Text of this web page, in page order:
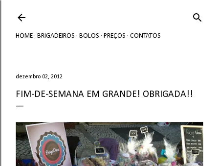
HOME BRIGADEIROS BOLOS PREÇOS CONTATOS
dezembro 02, 2012
FIM-DE-SEMANA EM GRANDE! OBRIGADA!!